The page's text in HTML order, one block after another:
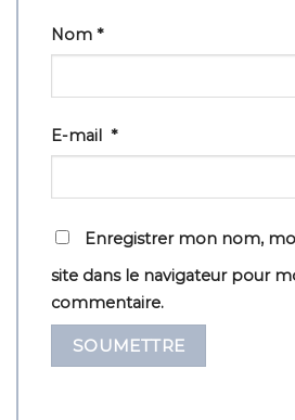
Nom *
E-mail *
Enregistrer mon nom,
site dans le navigateur pour
commentaire.